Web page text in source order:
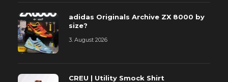
adidas Originals Archive ZX 8000 by
size?
3. August 2026
CREU | Utility Smock Shirt